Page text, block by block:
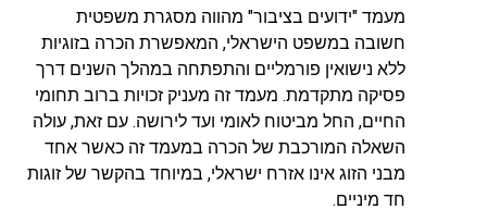
מעמד "ידועים בציבור" מהווה מסגרת משפטית
חשובה במשפט הישראלי, המאפשרת הכרה בזוגיות
ללא נישואין פורמליים והתפתחה במהלך השנים דרך
פסיקה מתקדמת. מעמד זה מעניק זכויות ברוב תחומי
החיים, החל מביטוח לאומי ועד לירושה. עם זאת, עולה
השאלה המורכבת של הכרה במעמד זה כאשר אחד
מבני הזוג אינו אזרח ישראלי, במיוחד בהקשר של זוגות
חד מיניים.